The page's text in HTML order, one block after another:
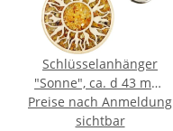
Schlüsselanhänger
"Sonne", ca. d 43 mm,
Bernstein/Birkenholz
zwischen 2 Acrylplatten
Preise nach Anmeldung
sichtbar